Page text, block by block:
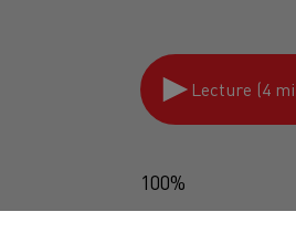
Lecture (4
100%